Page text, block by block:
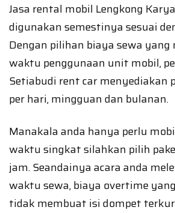
Jasa rental mobil Lengkong
digunakan semestinya sesuai
Dengan pilihan biaya sewa yang
waktu penggunaan unit mobil,
Setiabudi rent car menyediakan
per hari, mingguan dan bulanan.
Manakala anda hanya perlu
waktu singkat silahkan pilih
jam. Seandainya acara anda
waktu sewa, biaya overtime
tidak membuat isi dompet